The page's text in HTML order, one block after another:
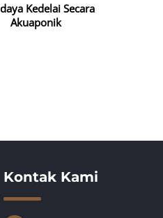
Kedelai Secara
Akuaponik
Kontak Kami